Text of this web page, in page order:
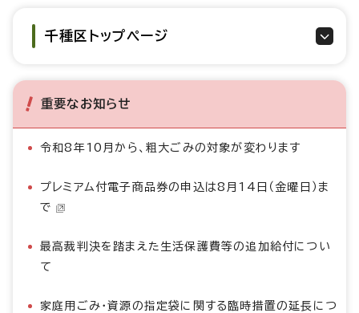
千種区トップページ
重要なお知らせ
令和8年10月から、粗大ごみの対象が変わります
プレミアム付電子商品券の申込は8月14日（金曜日）ま
で
最高裁判決を踏まえた生活保護費等の追加給付につい
て
家庭用ごみ・資源の指定袋に関する臨時措置の延長につ